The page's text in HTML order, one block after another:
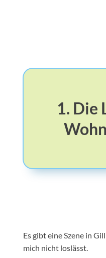
1. Die
Es gibt eine Szene in
mich nicht loslässt.